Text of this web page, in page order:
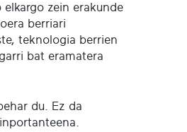
zein erakunde
berriari
teknologia berrien
bat eramatera
du. Ez da